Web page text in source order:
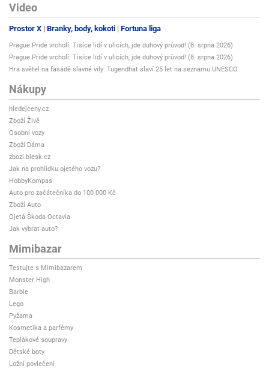
Video
Prostor X Branky, body, kokoti Fortuna liga
Prague Pride vrcholí: Tisíce lidí v ulicích, jde duhový průvod! (8. srpna 2026)
Prague Pride vrcholí: Tisíce lidí v ulicích, jde duhový průvod! (8. srpna 2026)
Hra světel na fasádě slavné vily: Tugendhat slaví 25 let na seznamu UNESCO
Nákupy
hledejceny.cz
Zboží Živě
Osobní vozy
Zboží Dáma
zbozi.blesk.cz
Jak na prohlídku ojetého vozu?
HobbyKompas
Auto pro začátečníka do 100 000 Kč
Zboží Auto
Ojetá Škoda Octavia
Jak vybrat auto?
Mimibazar
Testujte s Mimibazarem
Monster High
Barbie
Lego
Pyžama
Kosmetika a parfémy
Teplákové soupravy
Dětské boty
Ložní povlečení